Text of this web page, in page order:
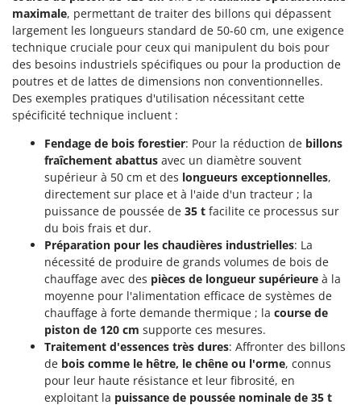
Rogneuses de souches
Rouleaux pour tracteur
S
Scies à os
Scies à Ruban
Scies alternatives à batterie
Scies de jardin télescopiques
Sécateurs électriques à batterie
Sécateurs et Échenilloirs manuels
Sécateurs pneumatiques
Semoirs et Épandeurs d'engrais
Socs pour tracteur
Souffleurs aspirateurs pour Feuilles
Soufreuses - Poudreuses à dos
Soufreuses - Poudreuses pour tracteur
I
Idromatic
Il-Tec
Imperia
Infaco
Intec
Intex
Italyco
ITM
JOLLY ITALIA
KAAZ
Karcher
Kasco
Kemper
Keter
maximale, permettant de traiter des billons qui dépassent
largement les longueurs standard de 50-60 cm, une exigence
technique cruciale pour ceux qui manipulent du bois pour
des besoins industriels spécifiques ou pour la production de
poutres et de lattes de dimensions non conventionnelles.
Des exemples pratiques d'utilisation nécessitant cette
spécificité technique incluent :
Fendage de bois forestier: Pour la réduction de billons
fraîchement abattus avec un diamètre souvent
supérieur à 50 cm et des longueurs exceptionnelles,
directement sur place et à l'aide d'un tracteur ; la
puissance de poussée de 35 t facilite ce processus sur
du bois frais et dur.
Préparation pour les chaudières industrielles: La
nécessité de produire de grands volumes de bois de
chauffage avec des pièces de longueur supérieure à la
moyenne pour l'alimentation efficace de systèmes de
chauffage à forte demande thermique ; la course de
piston de 120 cm supporte ces mesures.
Traitement d'essences très dures: Affronter des billons
de bois comme le hêtre, le chêne ou l'orme, connus
pour leur haute résistance et leur fibrosité, en
exploitant la puissance de poussée nominale de 35 t